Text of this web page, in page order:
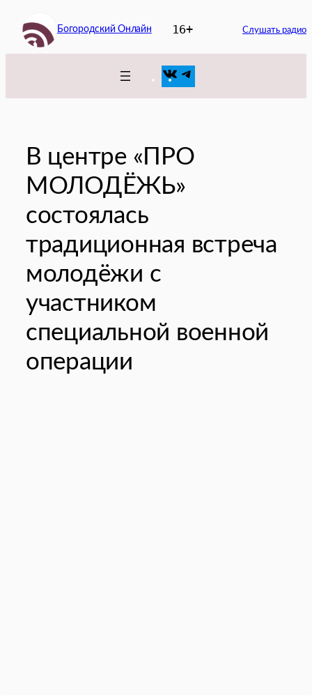
содержимому
Богородский Онлайн 16+ Слушать радио
VK
В центре «ПРО
МОЛОДЁЖЬ»
состоялась
традиционная встреча
молодёжи с
участником
специальной военной
операции